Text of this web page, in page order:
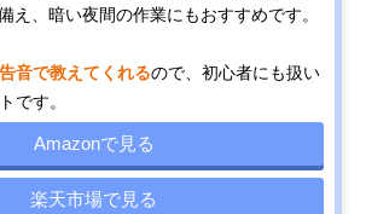
え、暗い夜間の作業にもおすすめです。
音で教えてくれるので、初心者にも扱い
です。
Amazonで見る
楽天市場で見る